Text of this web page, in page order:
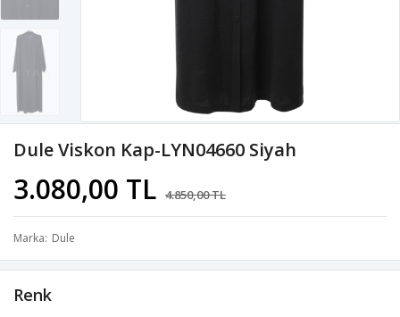
Dule Viskon Kap-LYN04660 Siyah
3.080,00 TL 4.850,00 TL
Marka Dule
Renk